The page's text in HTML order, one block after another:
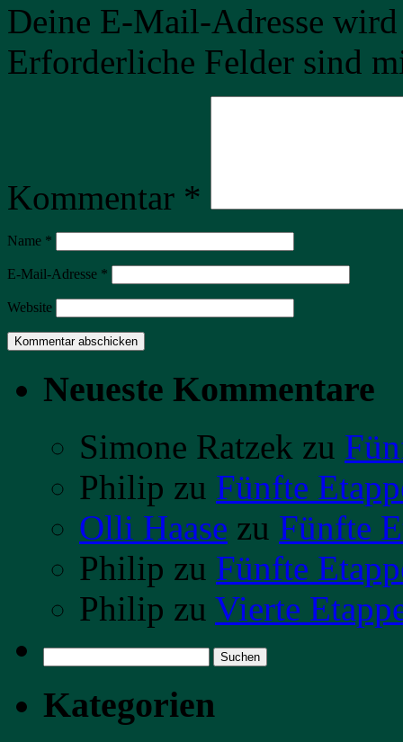
Deine E-Mail-Adresse
Erforderliche Felder sind
Kommentar *
Name *
E-Mail-Adresse *
Website
Neueste Kommentare
Simone Ratzek zu
Philip zu Fünfte
Olli Haase zu Fünfte
Philip zu Fünfte
Philip zu Vierte
nach:
Kategorien